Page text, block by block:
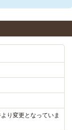
り変更となっていま